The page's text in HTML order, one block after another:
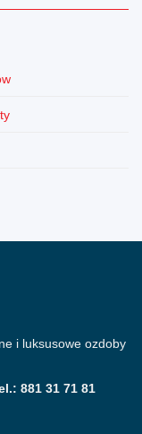
i luksusowe ozdoby
881 31 71 81